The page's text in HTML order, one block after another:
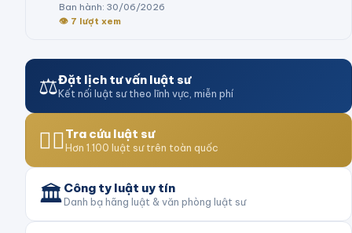
Ban hành: 30/06/2026
👁 7 lượt xem
⚖️Đặt lịch tư vấn luật sư
Kết nối luật sư theo lĩnh vực, miễn phí
👨‍⚖️Tra cứu luật sư
Hơn 1.100 luật sư trên toàn quốc
🏛️Công ty luật uy tín
Danh bạ hãng luật & văn phòng luật sư